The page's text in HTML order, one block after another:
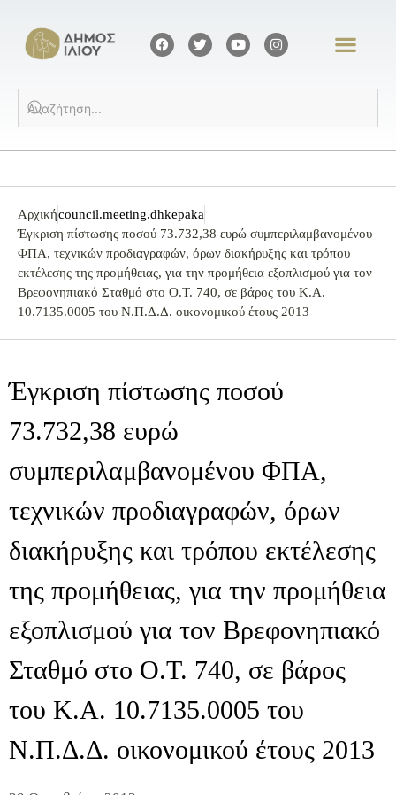
Αρχικήcouncil.meeting.dhkepaka
Έγκριση πίστωσης ποσού 73.732,38 ευρώ συμπεριλαμβανομένου
ΦΠΑ, τεχνικών προδιαγραφών, όρων διακήρυξης και τρόπου
εκτέλεσης της προμήθειας, για την προμήθεια εξοπλισμού για τον
Βρεφονηπιακό Σταθμό στο Ο.Τ. 740, σε βάρος του Κ.Α.
10.7135.0005 του Ν.Π.Δ.Δ. οικονομικού έτους 2013
Έγκριση πίστωσης ποσού
73.732,38 ευρώ
συμπεριλαμβανομένου ΦΠΑ,
τεχνικών προδιαγραφών, όρων
διακήρυξης και τρόπου εκτέλεσης
της προμήθειας, για την προμήθεια
εξοπλισμού για τον Βρεφονηπιακό
Σταθμό στο Ο.Τ. 740, σε βάρος
του Κ.Α. 10.7135.0005 του
Ν.Π.Δ.Δ. οικονομικού έτους 2013